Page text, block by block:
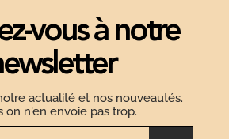
vous à notre
actualité et nos nouveautés.
on n'en envoie pas trop.